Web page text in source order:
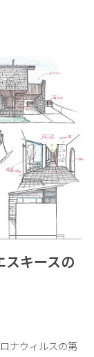
キースの
ナウィルスの第